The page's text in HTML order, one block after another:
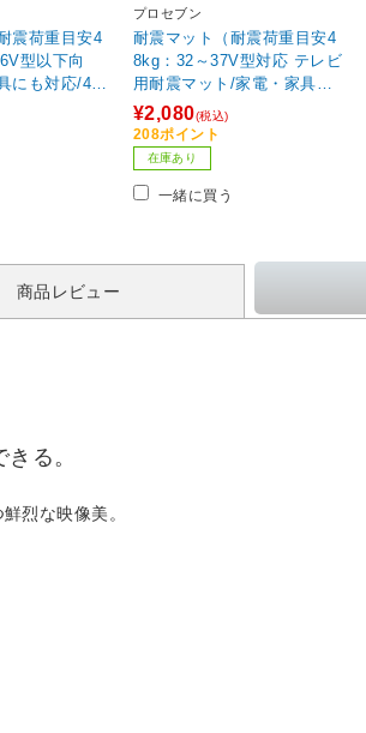
震荷重目安4
型以下向
にも対応/4枚
【ビック
オリジナ
プロセブン
耐震マット（耐震荷重目安4
8kg：32～37V型対応 テレビ
用耐震マット/家電・家具対
応/4枚入り) PB-N3044C
【ビックカメラグループオ
リジナル】
¥2,080(税込)
208ポイント
在庫あり
一緒に買う
商品レビュー
る。
烈な映像美。